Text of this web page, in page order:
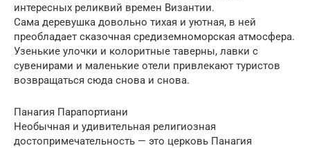
интересных реликвий времен Византии.
Сама деревушка довольно тихая и уютная, в ней
преобладает сказочная средиземноморская атмосфера.
Узенькие улочки и колоритные таверны, лавки с
сувенирами и маленькие отели привлекают туристов
возвращаться сюда снова и снова.
Панагия Парапортиани
Необычная и удивительная религиозная
достопримечательность — это церковь Панагия